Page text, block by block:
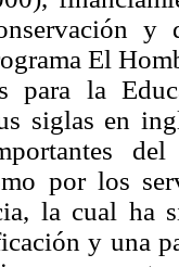
y
El
para la
siglas en
por los
la cual ha
y una